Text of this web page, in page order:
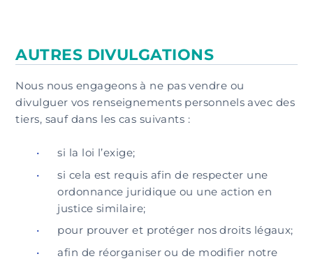
AUTRES DIVULGATIONS
Nous nous engageons à ne pas vendre ou
divulguer vos renseignements personnels avec des
tiers, sauf dans les cas suivants :
si la loi l’exige;
si cela est requis afin de respecter une
ordonnance juridique ou une action en
justice similaire;
pour prouver et protéger nos droits légaux;
afin de réorganiser ou de modifier notre